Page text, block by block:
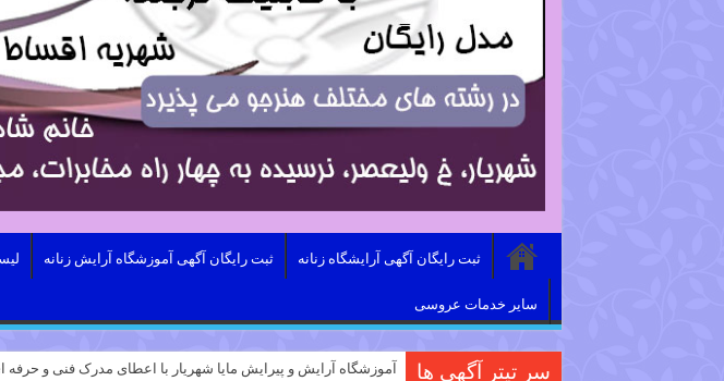
ثبت رایگان آگهی آرایشگاه زنانه ثبت رایگان آگهی آموزشگاه آرایش زنانه
سایر خدمات عروسی
سر تیتر آگهی ها آموزشگاه آرایش و پیرایش مایا شهریار با اعطای مدرک فنی و حرفه